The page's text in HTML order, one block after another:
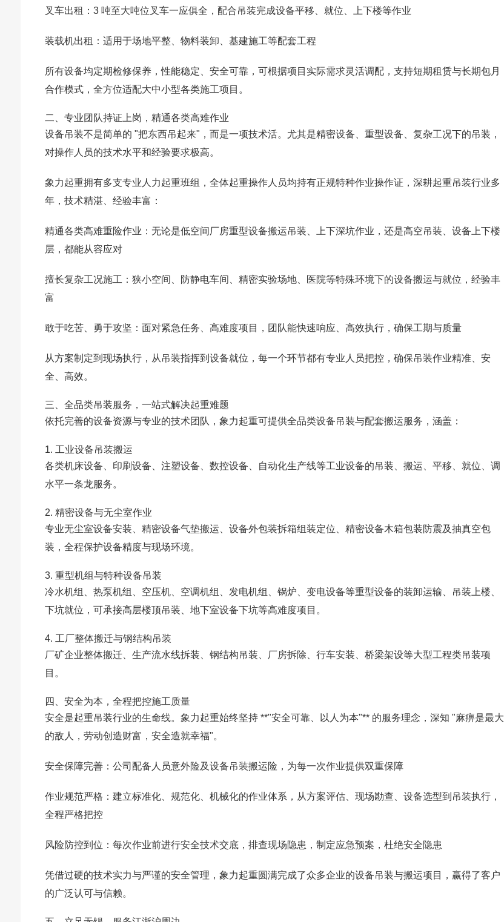
叉车出租 ：3 吨至大吨位叉车一应俱全，配合吊装完成设备平移、就位、上下楼等作业
装载机出租 ：适用于场地平整、物料装卸、基建施工等配套工程
所有设备均定期检修保养，性能稳定、安全可靠，可根据项目实际需求灵活调配，支持短期租赁与长期包月
合作模式，全方位适配大中小型各类施工项目。
二、专业团队持证上岗，精通各类高难作业
设备吊装不是简单的 "把东西吊起来"，而是一项技术活。尤其是精密设备、重型设备、复杂工况下的吊装，
对操作人员的技术水平和经验要求极高。
象力起重拥有多支专业人力起重班组，全体起重操作人员均持有正规特种作业操作证，深耕起重吊装行业多
年，技术精湛、经验丰富：
精通各类高难重险作业 ：无论是低空间厂房重型设备搬运吊装、上下深坑作业，还是高空吊装、设备上下楼
层，都能从容应对
擅长复杂工况施工 ：狭小空间、防静电车间、精密实验场地、医院等特殊环境下的设备搬运与就位，经验丰
富
敢于吃苦、勇于攻坚 ：面对紧急任务、高难度项目，团队能快速响应、高效执行，确保工期与质量
从方案制定到现场执行，从吊装指挥到设备就位，每一个环节都有专业人员把控，确保吊装作业精准、安
全、高效。
三、全品类吊装服务，一站式解决起重难题
依托完善的设备资源与专业的技术团队，象力起重可提供全品类设备吊装与配套搬运服务，涵盖：
1. 工业设备吊装搬运
各类机床设备、印刷设备、注塑设备、数控设备、自动化生产线等工业设备的吊装、搬运、平移、就位、调
水平一条龙服务。
2. 精密设备与无尘室作业
专业无尘室设备安装、精密设备气垫搬运、设备外包装拆箱组装定位、精密设备木箱包装防震及抽真空包
装，全程保护设备精度与现场环境。
3. 重型机组与特种设备吊装
冷水机组、热泵机组、空压机、空调机组、发电机组、锅炉、变电设备等重型设备的装卸运输、吊装上楼、
下坑就位，可承接高层楼顶吊装、地下室设备下坑等高难度项目。
4. 工厂整体搬迁与钢结构吊装
厂矿企业整体搬迁、生产流水线拆装、钢结构吊装、厂房拆除、行车安装、桥梁架设等大型工程类吊装项
目。
四、安全为本，全程把控施工质量
安全是起重吊装行业的生命线。象力起重始终坚持 **"安全可靠、以人为本"** 的服务理念，深知 "麻痹是最大
的敌人，劳动创造财富，安全造就幸福"。
安全保障完善：公司配备人员意外险及设备吊装搬运险，为每一次作业提供双重保障
作业规范严格 ：建立标准化、规范化、机械化的作业体系，从方案评估、现场勘查、设备选型到吊装执行，
全程严格把控
风险防控到位 ：每次作业前进行安全技术交底，排查现场隐患，制定应急预案，杜绝安全隐患
凭借过硬的技术实力与严谨的安全管理，象力起重圆满完成了众多企业的设备吊装与搬运项目，赢得了客户
的广泛认可与信赖。